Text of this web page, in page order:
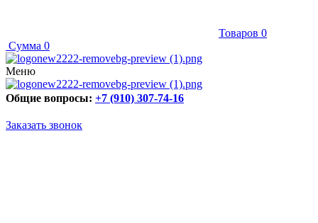
Товаров 0
Сумма 0
Меню
Общие вопросы: +7 (910) 307-74-16
Заказать звонок